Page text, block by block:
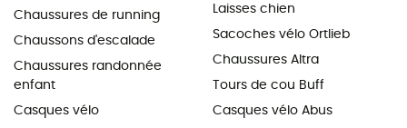
Chaussures de running
Chaussons d'escalade
Chaussures randonnée
enfant
Casques vélo
Laisses chien
Sacoches vélo Ortlieb
Chaussures Altra
Tours de cou Buff
Casques vélo Abus